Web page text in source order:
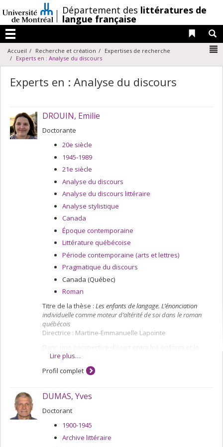
au
contenu
/Département des littératures de
langue française
Menu
Liens
Accueil Recherche et création
Expertises de recherche
Experts en : Analyse du discours
Experts en : Analyse du discours
DROUIN, Emilie
Doctorante
20e siècle
1945-1989
21e siècle
Analyse du discours
Analyse du discours littéraire
Analyse stylistique
Canada
Époque contemporaine
Littérature québécoise
Période contemporaine (arts et lettres)
Pragmatique du discours
Canada (Québec)
Roman
Titre de la thèse : Les enfants de langage. L’énonciation
individuelle comme moteur d’altérité de soi dans le roman
québécois
Directrice : Martine-Emmanuelle Lapointe
Dans une perspective d’écart entre les enfants et le
monde des adultes, je souhaite observer, dans un
corpus de romans québécois réunissant enfance et
énonciation singulière, le lien entre l’identité et la
est un moteur de l’identité autre de ces narrateurs et
personnages. Pour ce faire, je m’intéresse d’une part à
la notion d’altérité, et plus particulièrement celle
autre. S’inscrivant dans le prolongement de sa théorie
sur l’identité narrative, cet ouvrage s’attache à la
Lire plus…
Profil complet
DUMAS, Yves
Doctorant
1900-1945
Archive littéraire